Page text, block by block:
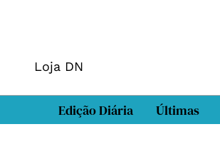
Loja DN
Edição Diária Últimas